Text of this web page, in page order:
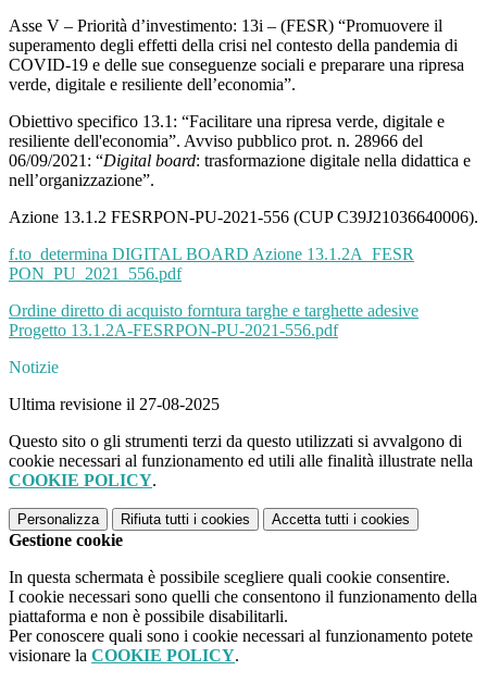
Asse V – Priorità d’investimento: 13i – (FESR) “Promuovere il
superamento degli effetti della crisi nel contesto della pandemia di
COVID-19 e delle sue conseguenze sociali e preparare una ripresa
verde, digitale e resiliente dell’economia”.
Obiettivo specifico 13.1: “Facilitare una ripresa verde, digitale e
resiliente dell'economia”. Avviso pubblico prot. n. 28966 del
06/09/2021: “Digital board: trasformazione digitale nella didattica e
nell’organizzazione”.
Azione 13.1.2 FESRPON-PU-2021-556 (CUP C39J21036640006).
f.to_determina DIGITAL BOARD Azione 13.1.2A_FESR
PON_PU_2021_556.pdf
Ordine diretto di acquisto forntura targhe e targhette adesive
Progetto 13.1.2A-FESRPON-PU-2021-556.pdf
Notizie
Ultima revisione il 27-08-2025
Questo sito o gli strumenti terzi da questo utilizzati si avvalgono di
cookie necessari al funzionamento ed utili alle finalità illustrate nella
COOKIE POLICY.
Personalizza Rifiuta tutti i cookies Accetta tutti i cookies
Gestione cookie
In questa schermata è possibile scegliere quali cookie consentire.
I cookie necessari sono quelli che consentono il funzionamento della
piattaforma e non è possibile disabilitarli.
Per conoscere quali sono i cookie necessari al funzionamento potete
visionare la COOKIE POLICY.